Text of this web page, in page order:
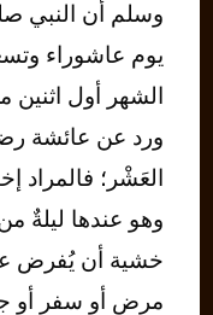
وسلم أن النبي
يوم عاشوراء
ورد عن عائشة
العَشْر؛ فالمراد
وهو عندها ليلةٌ
خشية أن يُفرض
مرض أو سفر أو